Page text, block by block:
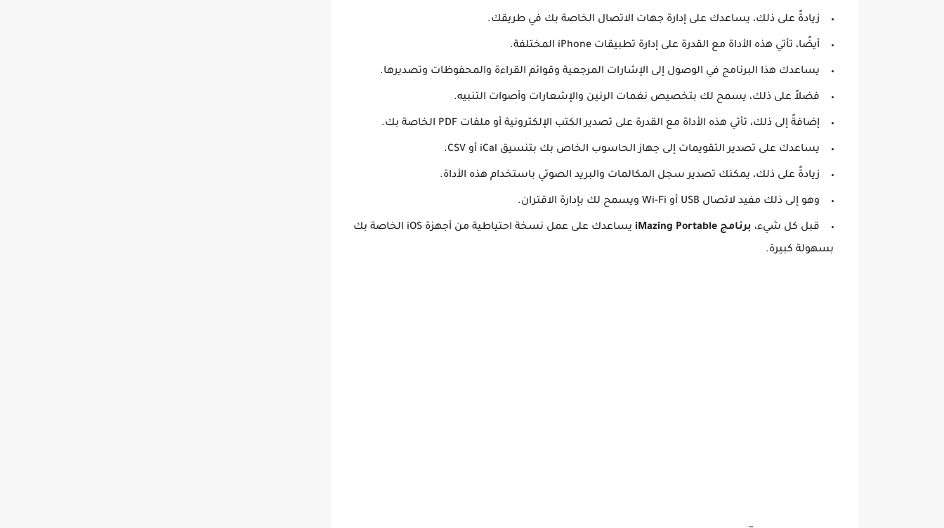
زيادةً على ذلك، يساعدك على إدارة جهات الاتصال الخاصة بك في طريقك.
أيضًا، تأتي هذه الأداة مع القدرة على إدارة تطبيقات iPhone المختلفة.
يساعدك هذا البرنامج في الوصول إلى الإشارات المرجعية وقوائم القراءة والمحفوظات وتصديرها.
فضلاً على ذلك، يسمح لك بتخصيص نغمات الرنين والإشعارات وأصوات التنبيه.
إضافةً إلى ذلك، تأتي هذه الأداة مع القدرة على تصدير الكتب الإلكترونية أو ملفات PDF الخاصة بك.
يساعدك على تصدير التقويمات إلى جهاز الحاسوب الخاص بك بتنسيق iCal أو CSV.
زيادةً على ذلك، يمكنك تصدير سجل المكالمات والبريد الصوتي باستخدام هذه الأداة.
وهو إلى ذلك مفيد لاتصال USB أو Wi-Fi ويسمح لك بإدارة الاقتران.
قبل كل شيء، برنامج iMazing Portable
يساعدك على عمل نسخة احتياطية من أجهزة iOS الخاصة بك
بسهولة كبيرة.